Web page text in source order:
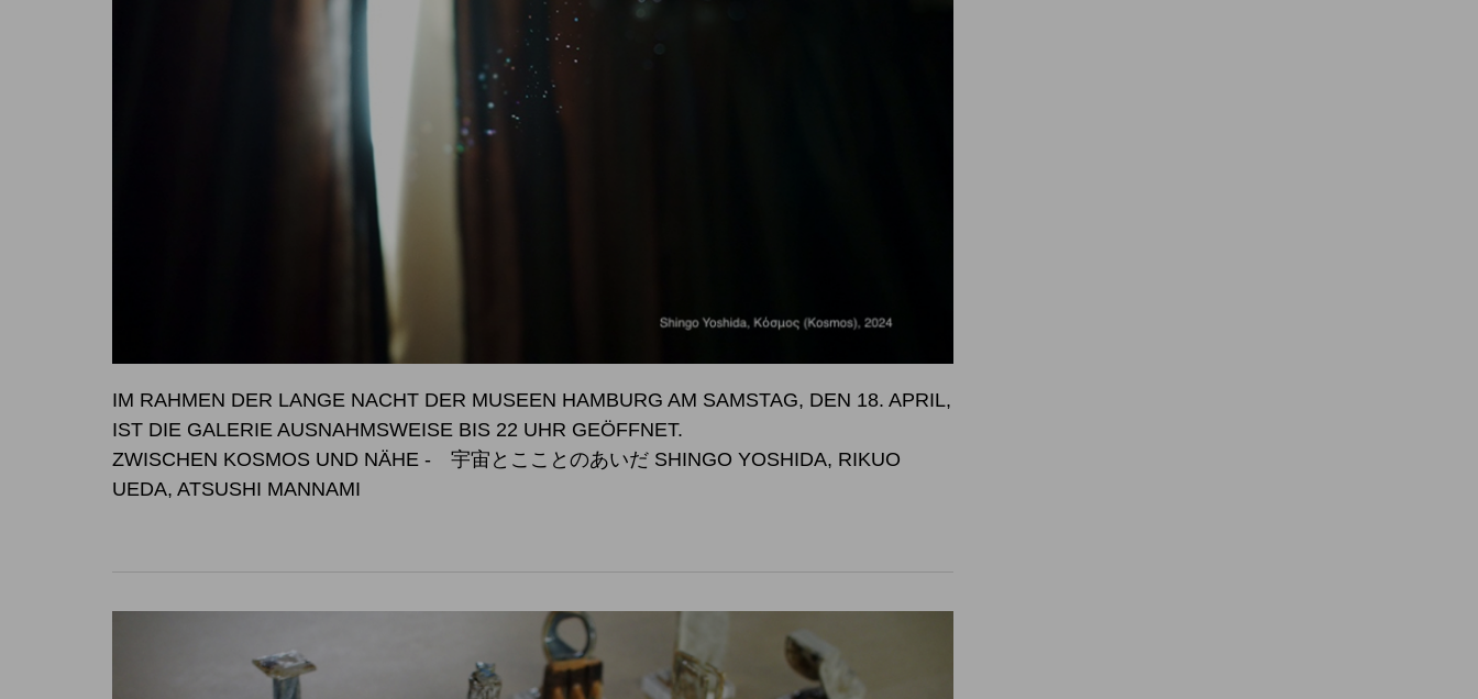
IM RAHMEN DER LANGE NACHT DER MUSEEN HAMBURG AM SAMSTAG, DEN 18. APRIL,
IST DIE GALERIE AUSNAHMSWEISE BIS 22 UHR GEÖFFNET.
ZWISCHEN KOSMOS UND NÄHE - 宇宙とこことのあいだ SHINGO YOSHIDA, RIKUO
UEDA, ATSUSHI MANNAMI